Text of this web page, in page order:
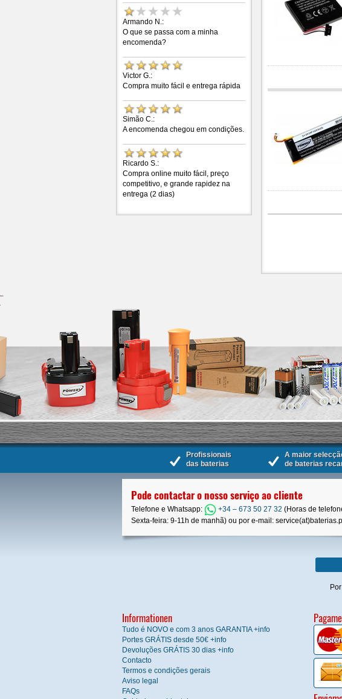
Armando N.:
O que se passa com a minha
encomenda?
Victor G.:
Compra muito fácil e entrega rápida
Simão C.:
A encomenda chegou em condições.
Ricardo S.:
Compra online muito fácil, preço
competitivo, e grande rapidez na
entrega (2 dias)
Profissionais
das baterias
A maior
de baterias
Pode contactar o nosso serviço ao cliente
Telefone e Whatsapp: +34 – 673 50 27 32 (Horas de
Sexta-feira: 9-11h de manhã) ou por e-mail:
Informationen
Tudo é NOVO e com 3 anos GARANTIA +info
Portes GRÁTIS desde 50€ +info
Devoluções GRÁTIS 30 dias +info
Contacto
Termos e condições gerais
Aviso legal
FAQs